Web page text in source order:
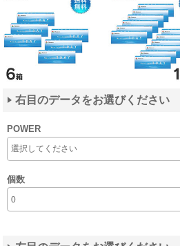
右目のデータをお選びください
POWER
個数